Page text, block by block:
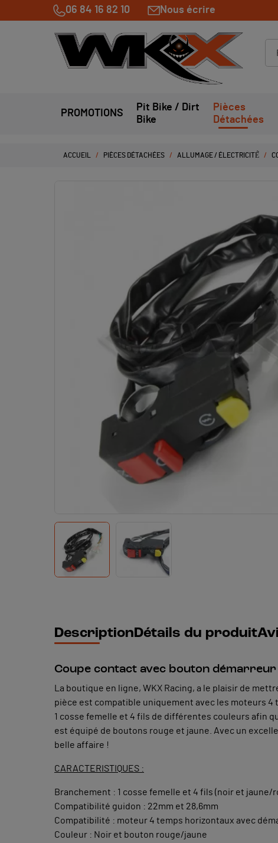
06 84 16 82 10 Nous écrire
PROMOTIONS
Pit Bike / Dirt
Bike
Pièces
Détachées
ACCUEIL PIÈCES DÉTACHÉES ALLUMAGE / ÉLECTRICITÉ́
DescriptionDétails du produit
Coupe contact avec bouton
La boutique en ligne, WKX Racing, a le plaisir de
pièce est compatible uniquement avec les moteurs
1 cosse femelle et 4 fils de différentes couleurs afin
est équipé de boutons rouge et jaune. Avec un
belle affaire !
CARACTERISTIQUES :
Branchement : 1 cosse femelle et 4 fils (noir et
Compatibilité guidon : 22mm et 28,6mm
Compatibilité : moteur 4 temps horizontaux avec
Couleur : Noir et bouton rouge/jaune